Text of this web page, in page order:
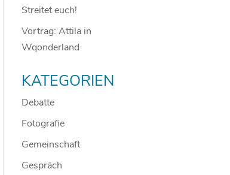
Streitet euch!
Vortrag: Attila in
Wqonderland
KATEGORIEN
Debatte
Fotografie
Gemeinschaft
Gespräch